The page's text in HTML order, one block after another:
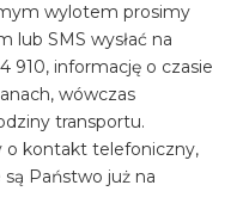
wylotem prosimy
lub SMS wysłać na
910, informację o czasie
wówczas
transportu.
o kontakt telefoniczny,
Państwo już na